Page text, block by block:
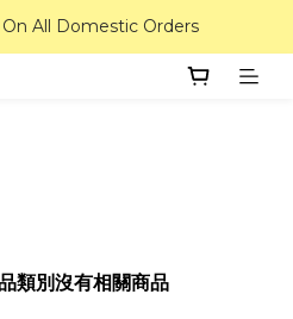
All Domestic Orders
類別沒有相關商品